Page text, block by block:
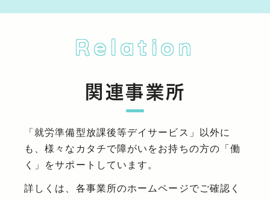
Relation
関連事業所
「就労準備型放課後等デイサービス」以外に
も、様々なカタチで障がいをお持ちの方の「働
く」をサポートしています。
詳しくは、各事業所のホームページでご確認く